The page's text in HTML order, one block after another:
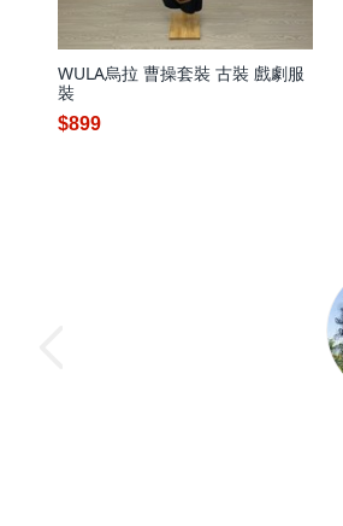
WULA烏拉 曹操套裝 古裝 戲劇服
裝
$899